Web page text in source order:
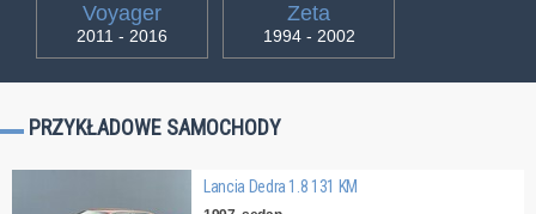
Voyager
2011 - 2016
Zeta
1994 - 2002
PRZYKŁADOWE SAMOCHODY
Lancia Dedra 1.8 131 KM